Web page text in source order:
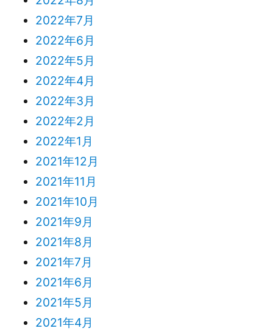
2022年7月
2022年6月
2022年5月
2022年4月
2022年3月
2022年2月
2022年1月
2021年12月
2021年11月
2021年10月
2021年9月
2021年8月
2021年7月
2021年6月
2021年5月
2021年4月